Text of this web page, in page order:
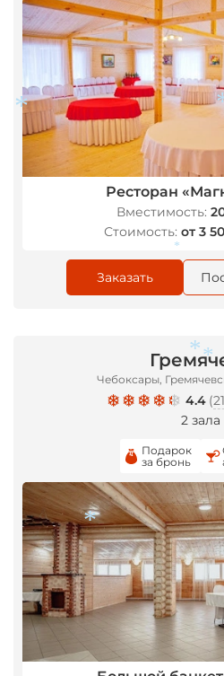
Ресторан
Вместимость:
Стоимость: от 3
Заказать
Чебоксары,
4.4 (
2 зала
Подарок
за бронь
*
*
*
*
*